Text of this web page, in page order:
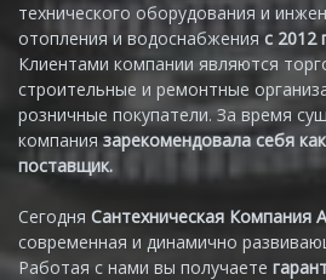
технического оборудования и
отопления и водоснабженияс 2012
Клиентами компании являются
строительные и ремонтные
розничные покупатели. За время
компания зарекомендовала себя
поставщик.
Сегодня Сантехническая Компания
современная и динамично
Работая с нами вы получаете